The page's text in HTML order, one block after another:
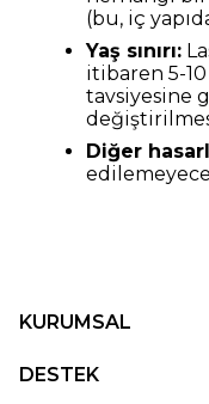
(bu, iç
Yaş sınırı:
itibaren 5-
tavsiyesine
Diğer
KURUMSAL
DESTEK